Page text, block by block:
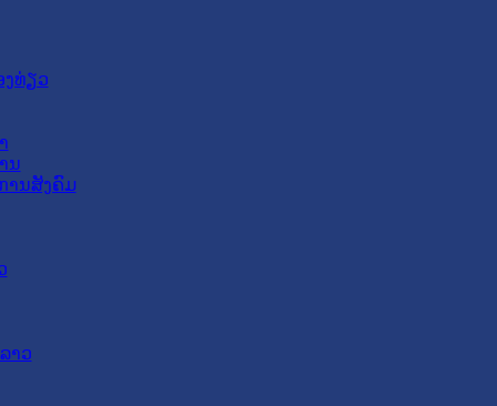
ງທ່ຽວ
ນ
ານສັງຄົມ
າວ